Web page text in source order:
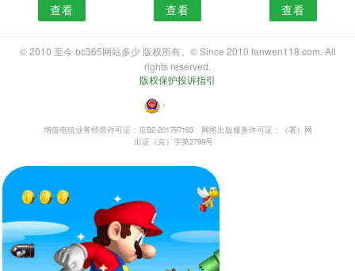
查看 查看 查看
© 2010 至今 bc365网站多少 版权所有。© Since 2010 fanwen118.com. All
rights reserved.
版权保护投诉指引
・
增值电信业务经营许可证：京B2-201797163
网络出版服务许可证：（署）网
出证（京）字第2799号